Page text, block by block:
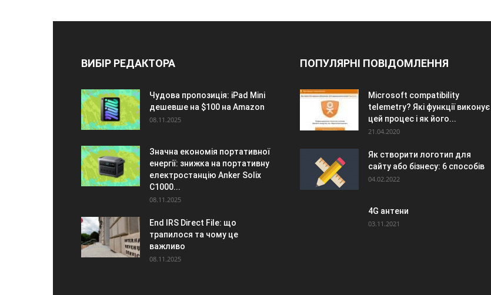
ВИБІР РЕДАКТОРА
Чудова пропозиція: iPad Mini
дешевше на $100 на Amazon
08.11.2025
Значна економія портативної
енергії: знижка на портативну
електростанцію Anker Solix
C1000...
08.11.2025
End IRS Direct File: що
трапилося та чому це
важливо
08.11.2025
ПОПУЛЯРНІ ПОВІДОМЛЕННЯ
Microsoft compatibility
telemetry? Які функції виконує
цей процес і як його...
21.04.2020
Як створити логотип для
сайту або бізнесу: 6 способів
04.02.2022
4G антени
03.11.2021